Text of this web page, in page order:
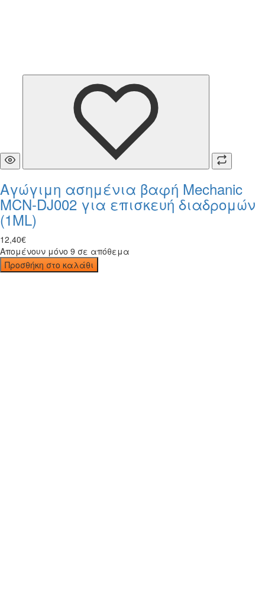
Αγώγιμη ασημένια βαφή Mechanic
MCN-DJ002 για επισκευή διαδρομών
(1ML)
12,40€
Απομένουν μόνο 9 σε απόθεμα
Προσθήκη στο καλάθι